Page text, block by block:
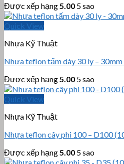
Được xếp hạng 5.00 5 sao
Quick View
Nhựa Kỹ Thuật
Nhựa teflon tấm dày 30 ly –
Được xếp hạng 5.00 5 sao
Quick View
Nhựa Kỹ Thuật
Nhựa teflon cây phi 100 – D100
Được xếp hạng 5.00 5 sao